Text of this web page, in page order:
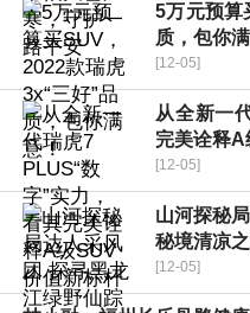
5万元预算
质，包你满
[12-05]
从全新一
完美诠释
[12-05]
山河探秘
秘境清凉
[12-05]